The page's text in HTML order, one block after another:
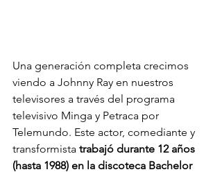
Una generación completa crecimos
viendo a Johnny Ray en nuestros
televisores a través del programa
televisivo Minga y Petraca por
Telemundo. Este actor, comediante y
transformista trabajó durante 12 años
(hasta 1988) en la discoteca Bachelor